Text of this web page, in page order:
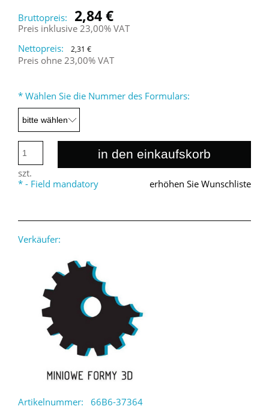
Bruttopreis:
2,84 €
Preis inklusive 23,00% VAT
Nettopreis:
2,31 €
Preis ohne 23,00% VAT
* Wählen Sie die Nummer des Formulars:
szt.
in den einkaufskorb
erhöhen Sie Wunschliste
* - Field mandatory
Verkäufer:
Artikelnummer:
66B6-37364